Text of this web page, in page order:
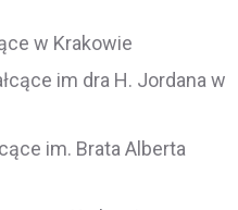
w Krakowie
im dra H. Jordana w
im. Brata Alberta